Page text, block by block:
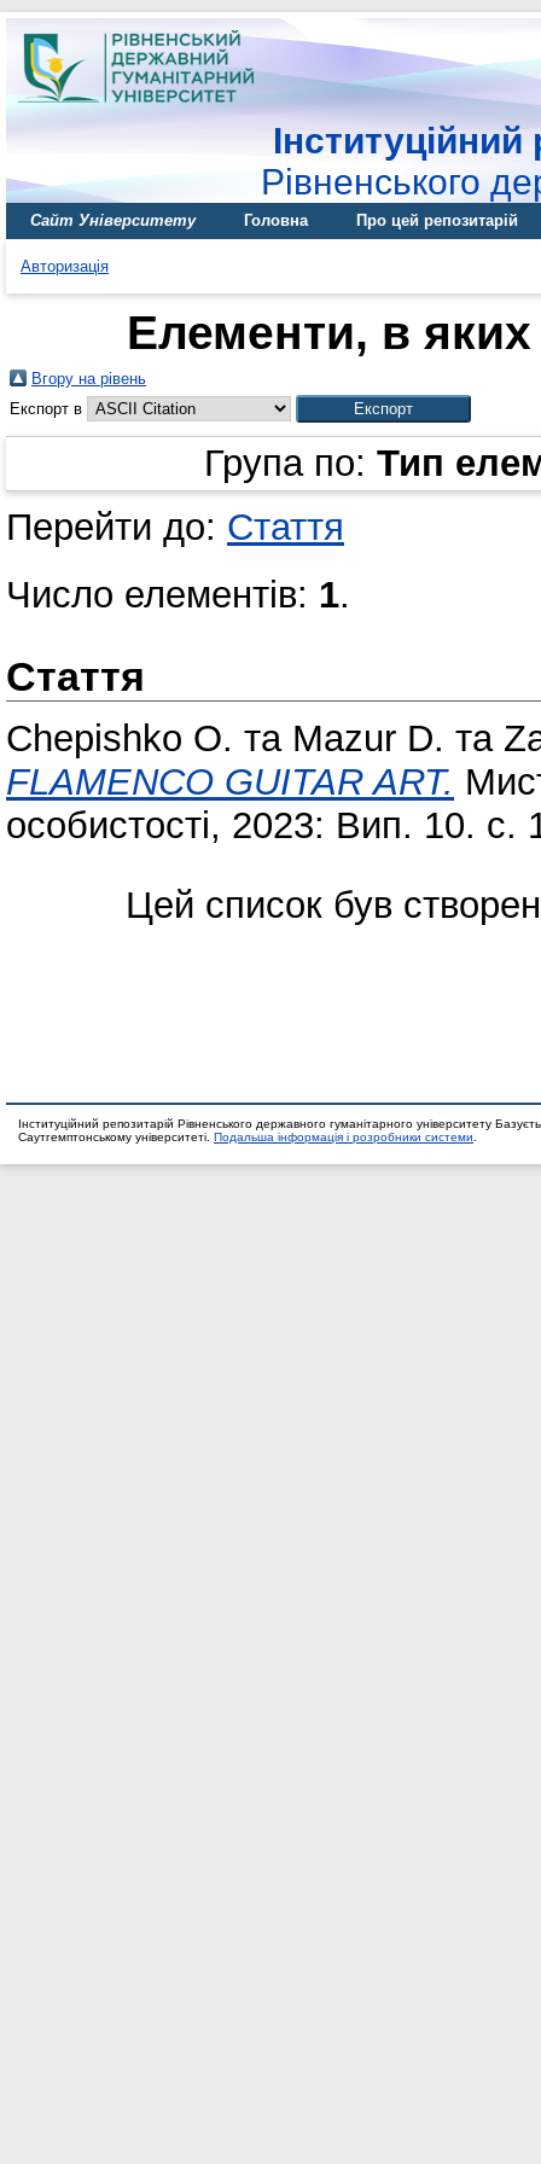
Інституційний
Рівненського
Сайт Університету Головна Про цей репозитарій
Авторизація
Елементи, в
Вгору на рівень
Експорт в
Група по: Тип
Перейти до: Стаття
Число елементів: 1.
Стаття
Chepishko O. та Mazur D. та
FLAMENCO GUITAR ART.
особистості, 2023: Вип. 10. с.
Цей список був
Інституційний репозитарій Рівненського державного гуманітарного університету
Саутгемптонському університеті. Подальша інформація і розробники системи